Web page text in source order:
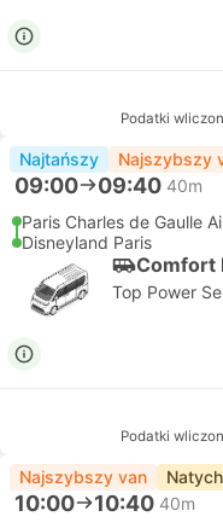
Podatki
Najtańszy Najszybszy
09:00 09:40 40m
Paris Charles de Gaulle
Disneyland Paris
Comfort
Top Power
Podatki
Najszybszy van
10:00 10:40 40m